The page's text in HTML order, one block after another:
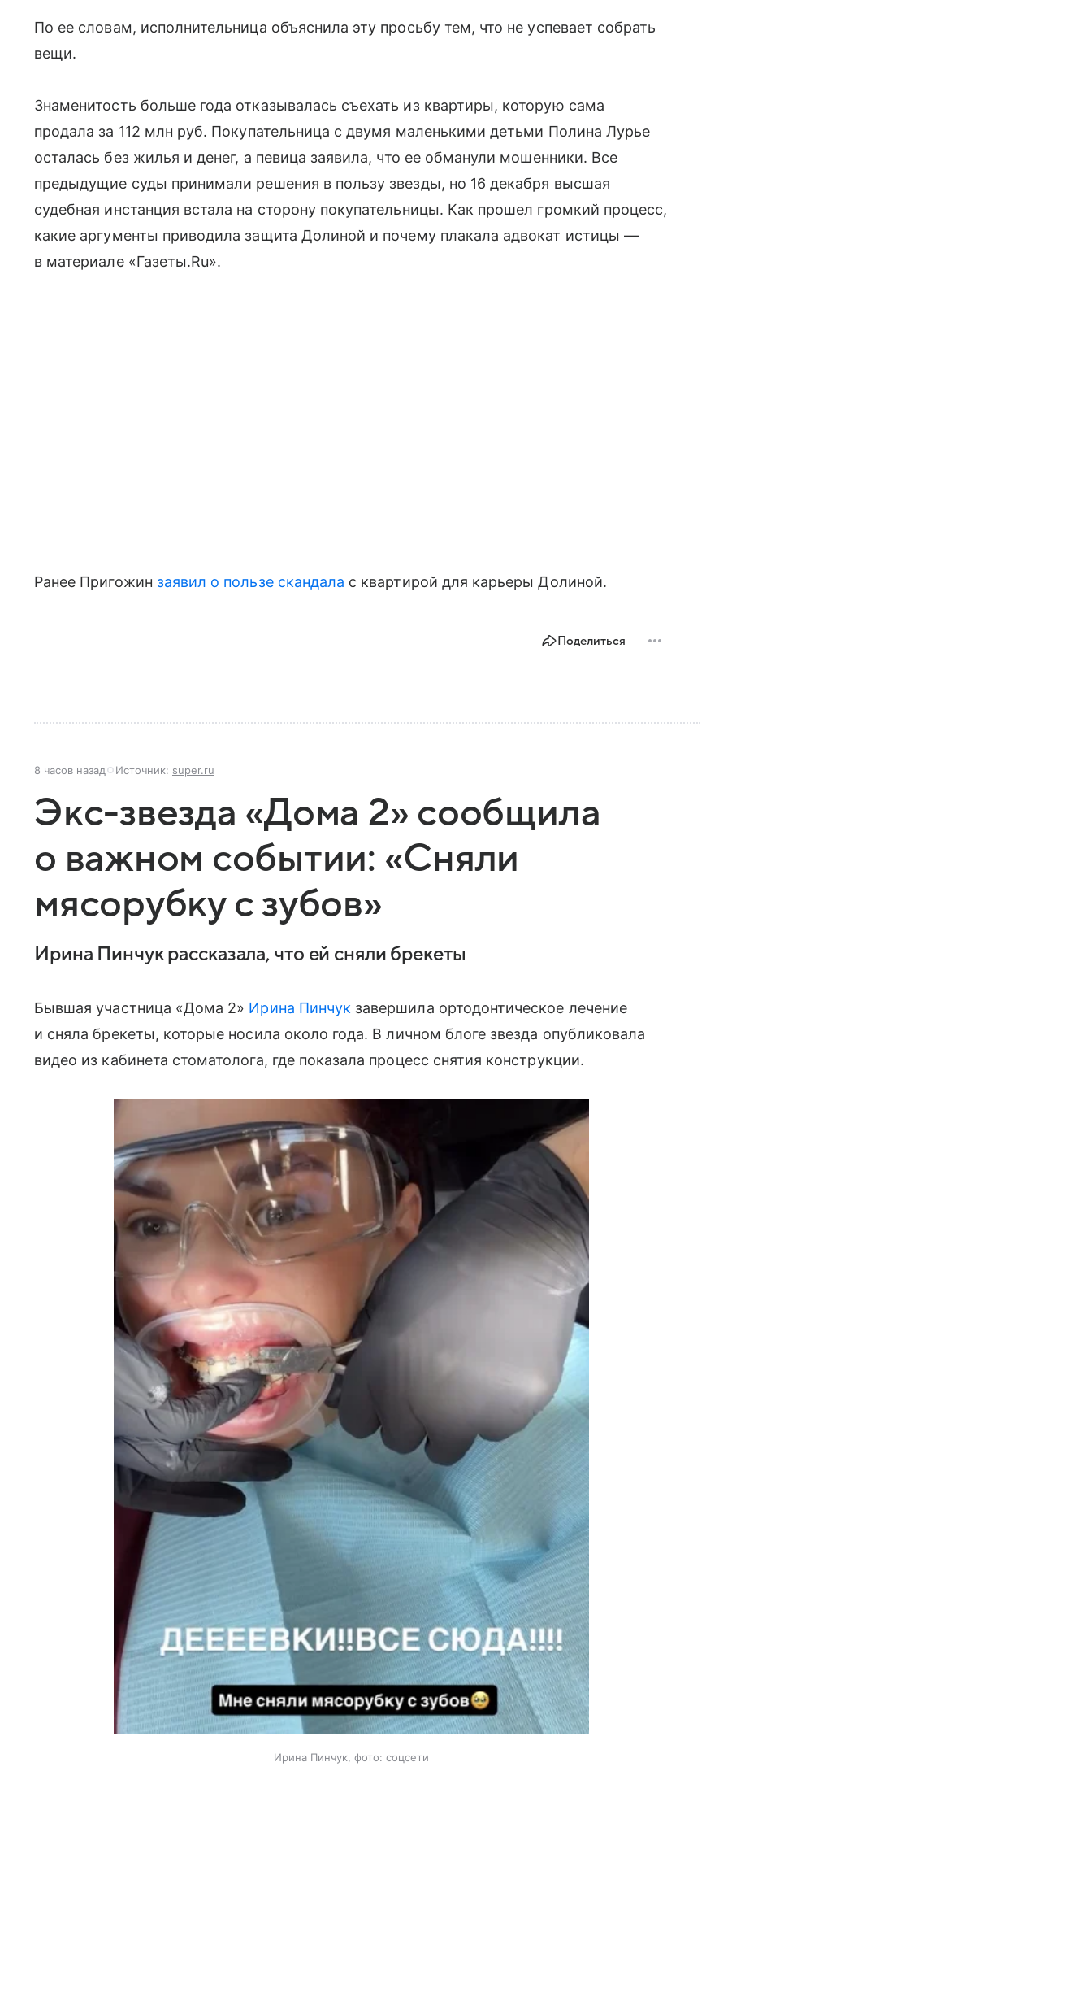
По ее словам, исполнительница объяснила эту просьбу тем, что не успевает собрать
вещи.
Знаменитость больше года отказывалась съехать из квартиры, которую сама
продала за 112 млн руб. Покупательница с двумя маленькими детьми Полина Лурье
осталась без жилья и денег, а певица заявила, что ее обманули мошенники. Все
предыдущие суды принимали решения в пользу звезды, но 16 декабря высшая
судебная инстанция встала на сторону покупательницы. Как прошел громкий процесс,
какие аргументы приводила защита Долиной и почему плакала адвокат истицы —
в материале «Газеты.Ru».
Ранее Пригожин заявил о пользе скандала с квартирой для карьеры Долиной.
Поделиться
8 часов назад Источник: super.ru
Экс-звезда «Дома 2» сообщила
о важном событии: «Сняли
мясорубку с зубов»
Ирина Пинчук рассказала, что ей сняли брекеты
Бывшая участница «Дома 2» Ирина Пинчук завершила ортодонтическое лечение
и сняла брекеты, которые носила около года. В личном блоге звезда опубликовала
видео из кабинета стоматолога, где показала процесс снятия конструкции.
Ирина Пинчук, фото: соцсети